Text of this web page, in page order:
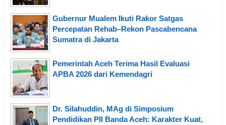
Gubernur Mualem Ikuti Rakor Satgas
Percepatan Rehab–Rekon Pascabencana
Sumatra di Jakarta
Pemerintah Aceh Terima Hasil Evaluasi
APBA 2026 dari Kemendagri
Dr. Silahuddin, MAg di Simposium
Pendidikan PII Banda Aceh: Karakter Kuat,